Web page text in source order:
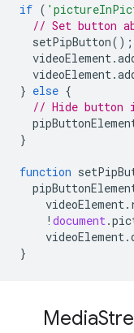
if (
// Set button
setPipButton();
videoElement.
videoElement.
} else {
// Hide button
}
function
videoElement.
! document.
videoElement.
}